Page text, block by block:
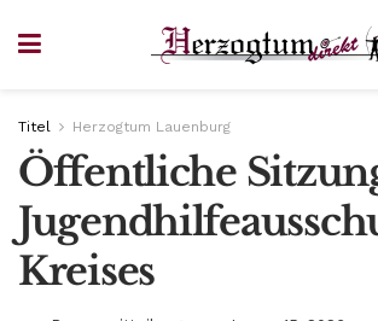
Titel Herzogtum Lauenburg
Öffentliche
Kreises